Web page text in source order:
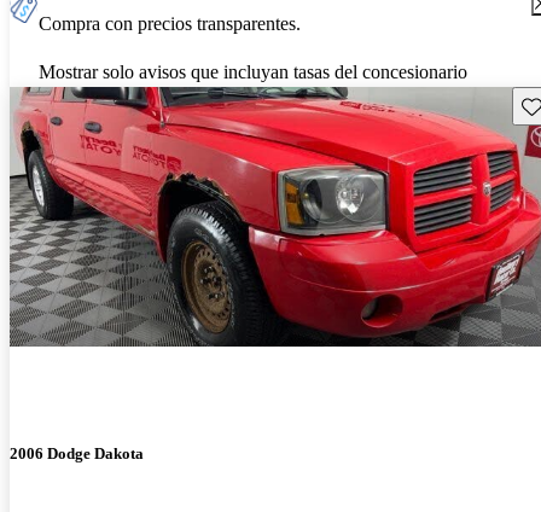
Compra con precios transparentes.
Mostrar solo avisos que incluyan tasas del concesionario
2006 Dodge Dakota